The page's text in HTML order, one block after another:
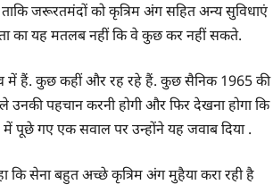
ताकि जरूरतमंदों को कृत्रिम अंग सहित अन्य सुविधाएं
का यह मतलब नहीं कि वे कुछ कर नहीं सकते.
में हैं. कुछ कहीं और रह रहे हैं. कुछ सैनिक 1965 की
पहचान करनी होगी और फिर देखना होगा कि
में पूछे गए एक सवाल पर उन्होंने यह जवाब दिया .
कि सेना बहुत अच्छे कृत्रिम अंग मुहैया करा रही है